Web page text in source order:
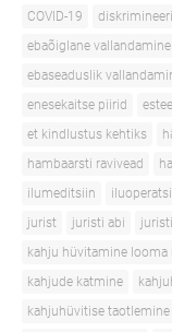
COVID-19
ebaõiglane vallandamine
ebaseaduslik
enesekaitse piirid
et kindlustus kehtiks
hambaarsti ravivead
ilumeditsiin
jurist
juristi abi
kahju hüvitamine looma
kahjude katmine
kahjuhüvitise taotlemine